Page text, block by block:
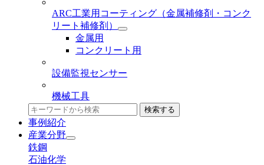
ARC工業用コーティング （金属補修剤・コンク
リート補修剤）
金属用
コンクリート用
設備監視センサー
機械工具
検索する
事例紹介
産業分野
鉄鋼
石油化学